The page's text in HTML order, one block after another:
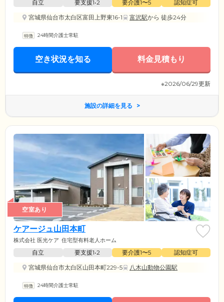
自立 要支援1•2 要介護1〜5
認知症可
宮城県仙台市太白区富田上野東16-1
富沢駅から 徒歩24分
24時間介護士常駐
空き状況を知る 料金見積もり
※2026/06/29更新
施設の詳細を見る
空室あり
ケアージュ山田本町
株式会社 医光ケア 住宅型有料老人ホーム
自立 要支援1•2 要介護1〜5
認知症可
宮城県仙台市太白区山田本町229-5
八木山動物公園駅
24時間介護士常駐